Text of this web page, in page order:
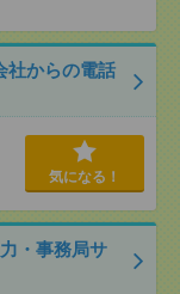
社からの電話
気になる！
・事務局サ